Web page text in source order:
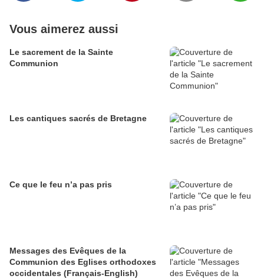
Vous aimerez aussi
Le sacrement de la Sainte
Communion
Les cantiques sacrés de Bretagne
Ce que le feu n’a pas pris
Messages des Evêques de la
Communion des Eglises orthodoxes
occidentales (Français-English)